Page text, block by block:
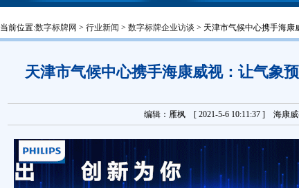
当前位置:数字标牌网 > 行业新闻 > 数字标牌企业访谈 > 天津市气候中心携手海康
天津市气候中心携手海康威视：让气象
编辑：雁枫 [ 2021-5-6 10:11:37 ] 海康